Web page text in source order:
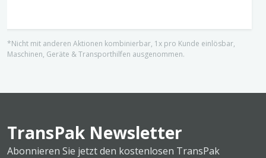
*Nicht mit anderen Aktionen kombinierbar, 1x pro Kunde einlösbar,
Maschinen, Geräte & Transporthilfen ausgenommen.
TransPak Newsletter
Abonnieren Sie jetzt den kostenlosen TransPak